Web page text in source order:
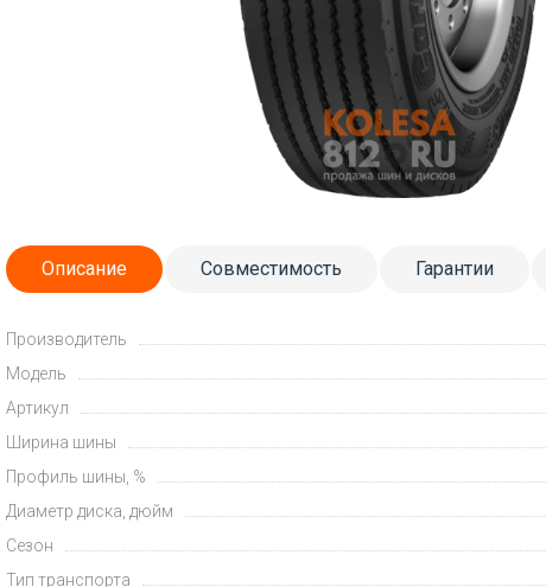
Описание Совместимость Гарантии
Производитель
Модель
Артикул
Ширина шины
Профиль шины, %
Диаметр диска, дюйм
Сезон
Тип транспорта